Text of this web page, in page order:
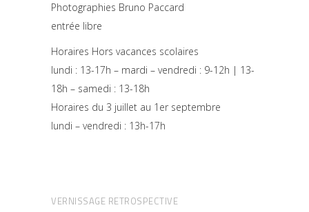
Photographies Bruno Paccard
entrée libre
Horaires Hors vacances scolaires
lundi : 13-17h – mardi – vendredi : 9-12h | 13-
18h – samedi : 13-18h
Horaires du 3 juillet au 1 er septembre
lundi – vendredi : 13h-17h
VERNISSAGE RETROSPECTIVE